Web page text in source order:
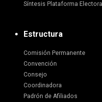
Síntesis Plataforma
Estructura
Comisión Permanente
Convención
Consejo
Coordinadora
Padrón de Afiliados